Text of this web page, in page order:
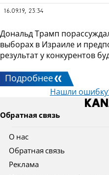
16.09.19, 23:34
Дональд Трамп
выборах в Израиле и
результат у конкурентов
Подробнее
Нашли
Обратная связь
О нас
Обратная связь
Реклама